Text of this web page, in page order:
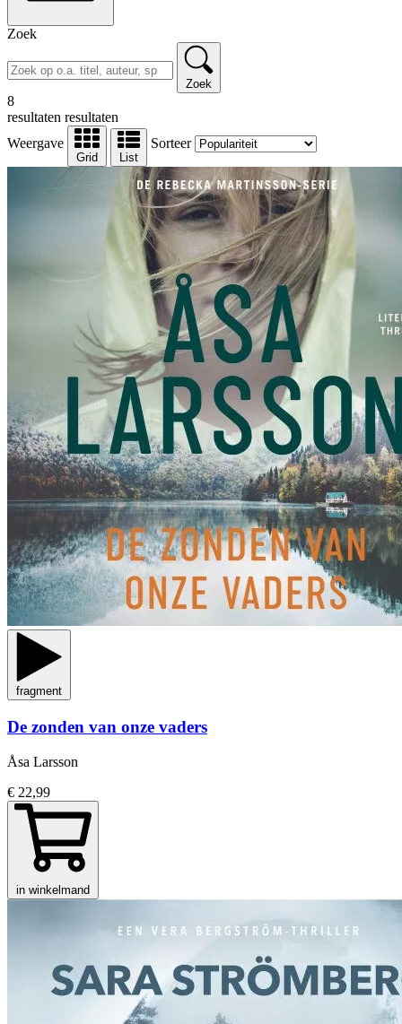
Zoek
Zoek
8
resultaten resultaten
Weergave
Grid List
Sorteer
fragment
De zonden van onze vaders
Åsa Larsson
€ 22,99
in winkelmand